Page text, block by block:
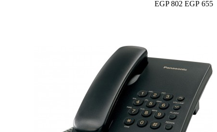
655 EGP
802 EGP